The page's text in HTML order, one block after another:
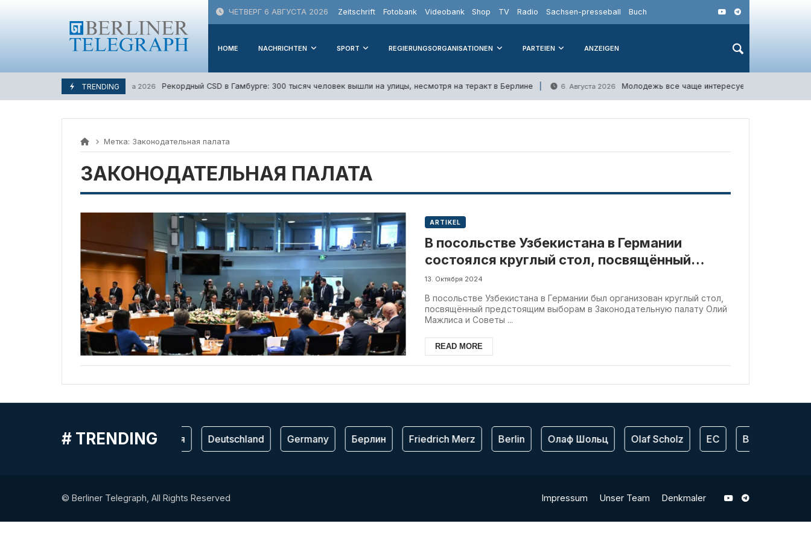
ЧЕТВЕРГ 6 АВГУСТА 2026 Zeitschrift Fotobank Videobank Shop TV Radio Sachsen-presseball Buch
HOME NACHRICHTEN SPORT REGIERUNGSORGANISATIONEN PARTEIEN ANZEIGEN
TRENDING
3. Августа 2026 Рекордный CSD в Гамбурге: 300 тысяч человек вышли на улицы, несмотря на теракт в Берлине 6. Августа 2026 Молодежь все чаще интересуется службой в
Метка: Законодательная палата
ЗАКОНОДАТЕЛЬНАЯ ПАЛАТА
ARTIKEL
В посольстве Узбекистана в Германии
состоялся круглый стол, посвящённый
выборам в Законодательную палату Олий
Мажлиса и Советы народных депутатов
13. Октября 2024
В посольстве Узбекистана в Германии был организован круглый стол,
посвящённый предстоящим выборам в Законодательную палату Олий
Мажлиса и Советы ...
READ MORE
# TRENDINGГермания Deutschland Germany Берлин Friedrich Merz Berlin Олаф Шольц Olaf Scholz ЕС Bundeswehr
© Berliner Telegraph, All Rights Reserved Impressum Unser Team Denkmaler